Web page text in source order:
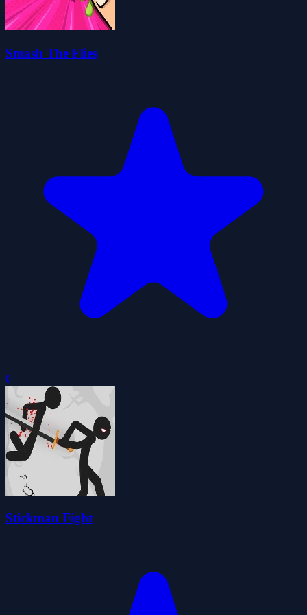
Smash The Flies
0
Stickman Fight